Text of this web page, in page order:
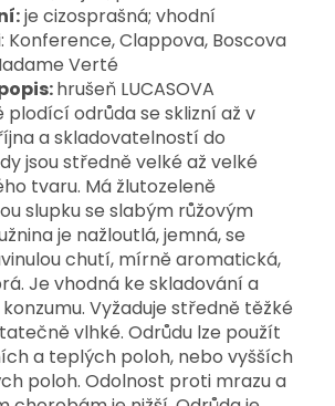
je cizosprašná; vhodní
Konference, Clappova, Boscova
Verté
hrušeň LUCASOVA
plodící odrůda se sklizní až v
a skladovatelností do
jsou středně velké až velké
tvaru. Má žlutozeleně
slupku se slabým růžovým
je nažloutlá, jemná, se
chutí, mírně aromatická,
Je vhodná ke skladování a
Vyžaduje středně těžké
vlhké. Odrůdu lze použít
a teplých poloh, nebo vyšších
poloh. Odolnost proti mrazu a